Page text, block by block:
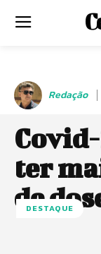
Redação
ter
de
DESTAQUE